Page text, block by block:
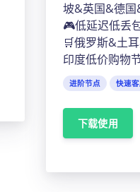
坡&英国&德国
🎮低延迟低丢
🛒俄罗斯&土
印度低价购物
进阶节点 快速
下载使用